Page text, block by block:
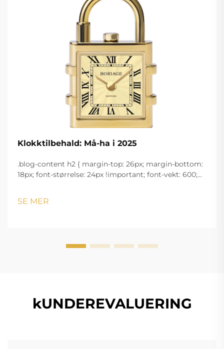
Klokktilbehald: Må-ha i 2025
.blog-content h2 { margin-top: 26px; margin-bottom:
18px; font-størrelse: 24px !important; font-vekt: 600;
!important; font-v...
SE MER
kUNDEREVALUERING